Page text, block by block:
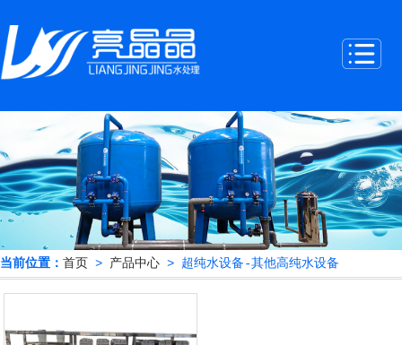
当前位置： 首页 > 产品中心 > 超纯水设备-其他高纯水设备